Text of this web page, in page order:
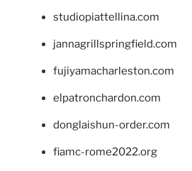
studiopiattellina.com
jannagrillspringfield.com
fujiyamacharleston.com
elpatronchardon.com
donglaishun-order.com
fiamc-rome2022.org